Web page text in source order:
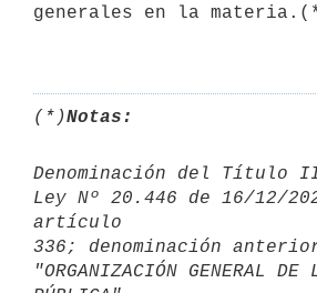
generales en la
(*)Notas:
Denominación del Título
Ley Nº 20.446 de 16/12/
artículo
336; denominación
"ORGANIZACIÓN GENERAL DE